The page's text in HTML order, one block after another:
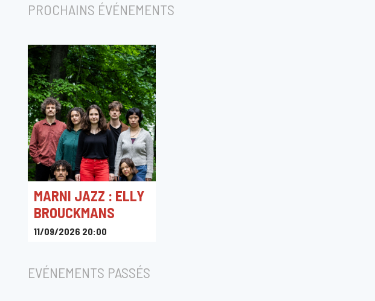
PROCHAINS ÉVÉNEMENTS
MARNI JAZZ : ELLY
BROUCKMANS
11/09/2026 20:00
EVÉNEMENTS PASSÉS